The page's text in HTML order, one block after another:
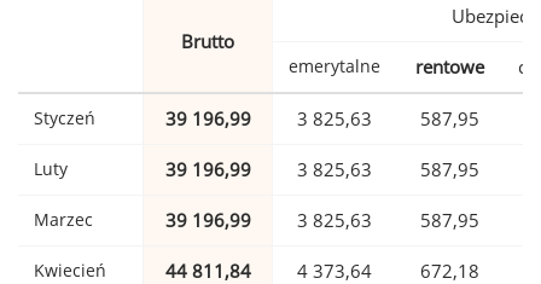
Brutto
emerytalne rentowe
Styczeń 39 196,99 3 825,63 587,95
Luty 39 196,99 3 825,63 587,95
Marzec 39 196,99 3 825,63 587,95
Kwiecień 44 811,84 4 373,64 672,18